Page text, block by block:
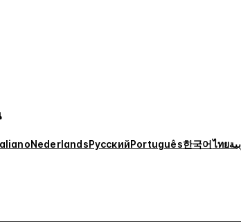
NederlandsРусскийPortuguês한국어ไทย